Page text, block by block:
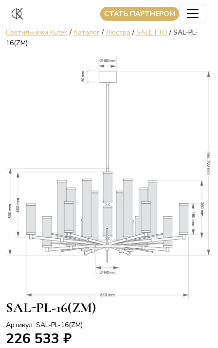
CТАТЬ ПАРТНЕРОМ
Светильники Kutek/ Каталог/ Люстра / SALETTO / SAL-PL-
16(ZM)
SAL-PL-16(ZM)
Артикул: SAL-PL-16(ZM)
226 533 ₽